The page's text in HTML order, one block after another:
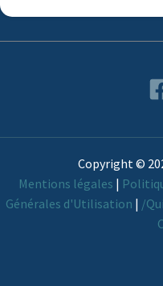
Copyright ©
Mentions légales |
Générales d'Utilisation | /